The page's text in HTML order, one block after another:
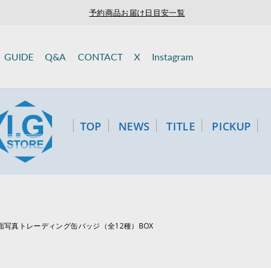
予約商品お届け日目安一覧
GUIDE Q&A CONTACT X Instagram
TOP NEWS TITLE PICKUP
真トレーディング缶バッジ（全12種）BOX